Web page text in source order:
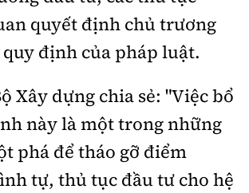
quyết định chủ trương
định của pháp luật.
Xây dựng chia sẻ: "Việc bổ
này là một trong những
phá để tháo gỡ điểm
tự, thủ tục đầu tư cho hệ